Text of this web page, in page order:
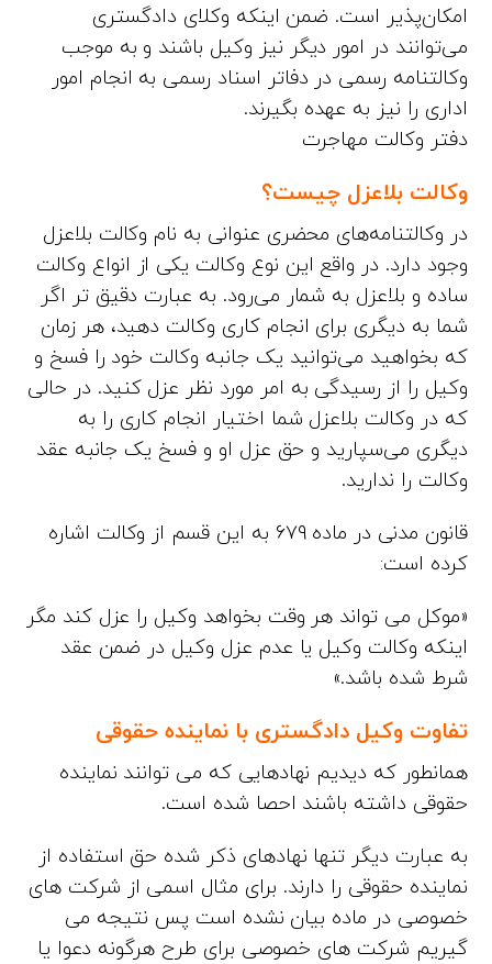
امکان‌پذیر است. ضمن اینکه وکلای دادگستری
می‌توانند در امور دیگر نیز وکیل باشند و به موجب
وکالتنامه رسمی در دفاتر اسناد رسمی به انجام امور
اداری را نیز به عهده بگیرند.
دفتر وکالت مهاجرت
وکالت بلاعزل چیست؟
در وکالتنامه‌های محضری عنوانی به نام وکالت بلاعزل
وجود دارد. در واقع این نوع وکالت یکی از انواع وکالت
ساده و بلاعزل به شمار می‌رود. به عبارت دقیق تر اگر
شما به دیگری برای انجام کاری وکالت دهید، هر زمان
که بخواهید می‌توانید یک‌ جانبه وکالت خود را فسخ و
وکیل را از رسیدگی به امر مورد نظر عزل کنید. در حالی
که در وکالت بلاعزل شما اختیار انجام کاری را به
دیگری می‌سپارید و حق عزل او و فسخ یک جانبه عقد
وکالت را ندارید.
قانون مدنی در ماده ۶۷۹ به این قسم از وکالت اشاره
کرده است:
«موکل می تواند هر وقت بخواهد وکیل را عزل کند مگر
اینکه وکالت وکیل یا عدم عزل وکیل در ضمن عقد
شرط شده باشد.»
تفاوت وکیل دادگستری با نماینده حقوقی
همانطور که دیدیم نهادهایی که می توانند نماینده
حقوقی داشته باشند احصا شده است.
به عبارت دیگر تنها نهادهای ذکر شده حق استفاده از
نماینده حقوقی را دارند. برای مثال اسمی از شرکت های
خصوصی در ماده بیان نشده است پس نتیجه می
گیریم شرکت های خصوصی برای طرح هرگونه دعوا یا